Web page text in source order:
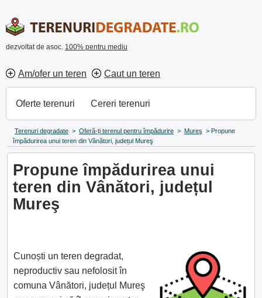
dezvoltat de asoc. 100% pentru mediu
Am/ofer un teren Caut un teren
Oferte terenuri Cereri terenuri
Terenuri degradate > Oferă-ți terenul pentru împădurire > Mureş > Propune
împădurirea unui teren din Vânători, județul Mureş
Propune împădurirea unui
teren din Vânători, județul
Mureş
Cunoști un teren degradat,
neproductiv sau nefolosit în
comuna Vânători, județul Mureş